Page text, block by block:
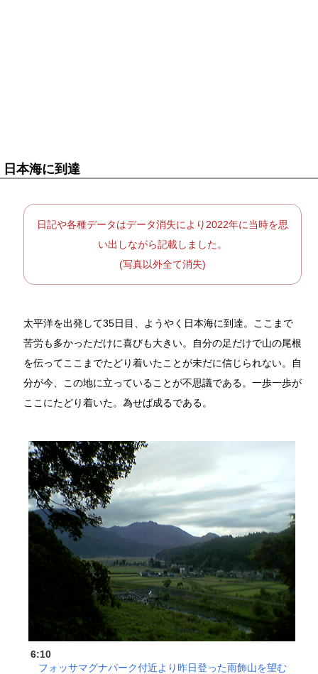
日本海に到達
日記や各種データはデータ消失により2022年に当時を思
い出しながら記載しました。
(写真以外全て消失)
太平洋を出発して35日目、ようやく日本海に到達。ここまで
苦労も多かっただけに喜びも大きい。自分の足だけで山の尾根
を伝ってここまでたどり着いたことが未だに信じられない。自
分が今、この地に立っていることが不思議である。一歩一歩が
ここにたどり着いた。為せば成るである。
6:10
フォッサマグナパーク付近より昨日登った雨飾山を望む